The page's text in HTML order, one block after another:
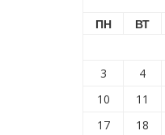
ПН ВТ
3
4
10 11
17 18